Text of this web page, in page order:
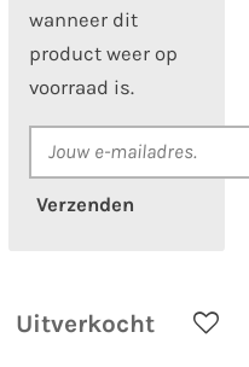
wanneer dit
product weer op
voorraad is.
Verzenden
Uitverkocht